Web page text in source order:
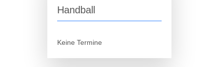
Handball
Keine Termine